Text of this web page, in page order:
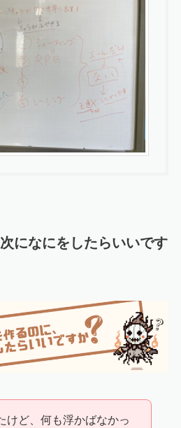
になにをしたらいいです
けど、何も浮かばなかっ